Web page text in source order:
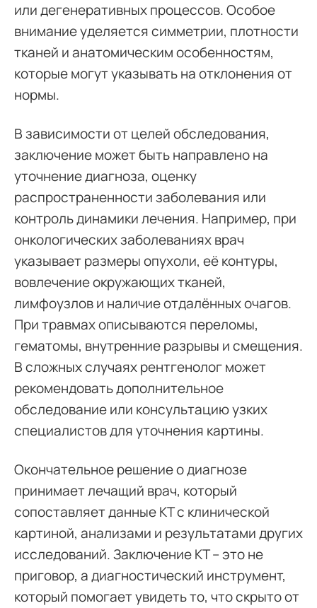
или дегенеративных процессов. Особое
внимание уделяется симметрии, плотности
тканей и анатомическим особенностям,
которые могут указывать на отклонения от
нормы.
В зависимости от целей обследования,
заключение может быть направлено на
уточнение диагноза, оценку
распространенности заболевания или
контроль динамики лечения. Например, при
онкологических заболеваниях врач
указывает размеры опухоли, её контуры,
вовлечение окружающих тканей,
лимфоузлов и наличие отдалённых очагов.
При травмах описываются переломы,
гематомы, внутренние разрывы и смещения.
В сложных случаях рентгенолог может
рекомендовать дополнительное
обследование или консультацию узких
специалистов для уточнения картины.
Окончательное решение о диагнозе
принимает лечащий врач, который
сопоставляет данные КТ с клинической
картиной, анализами и результатами других
исследований. Заключение КТ – это не
приговор, а диагностический инструмент,
который помогает увидеть то, что скрыто от